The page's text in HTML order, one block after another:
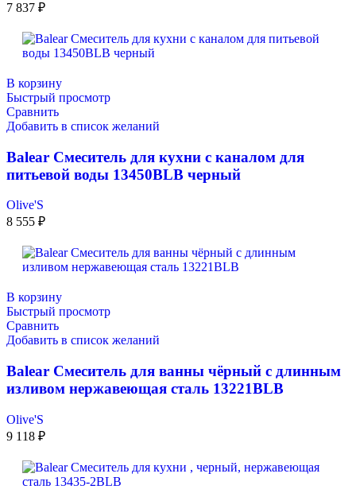
7 837 ₽
В корзину
Быстрый просмотр
Сравнить
Добавить в список желаний
Balear Смеситель для кухни с каналом для
питьевой воды 13450BLB черный
Olive'S
8 555 ₽
В корзину
Быстрый просмотр
Сравнить
Добавить в список желаний
Balear Смеситель для ванны чёрный с длинным
изливом нержавеющая сталь 13221BLB
Olive'S
9 118 ₽